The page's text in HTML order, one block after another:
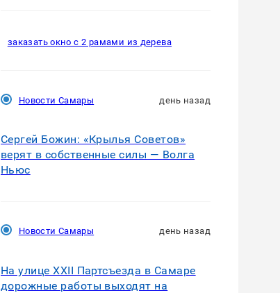
заказать окно с 2 рамами из дерева
Новости Самары день назад
Сергей Божин: «Крылья Советов»
верят в собственные силы — Волга
Ньюс
Новости Самары день назад
На улице XXII Партсъезда в Самаре
дорожные работы выходят на